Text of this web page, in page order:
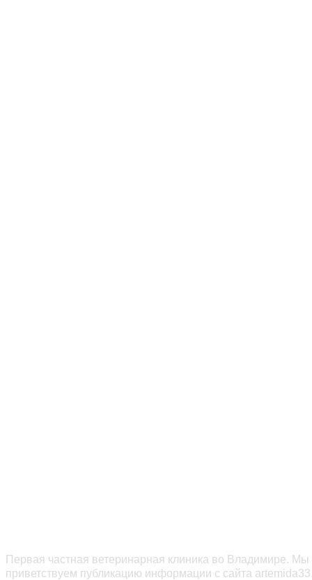
Первая частная ветеринарная клиника во Владимире.
приветствуем публикацию информации с сайта